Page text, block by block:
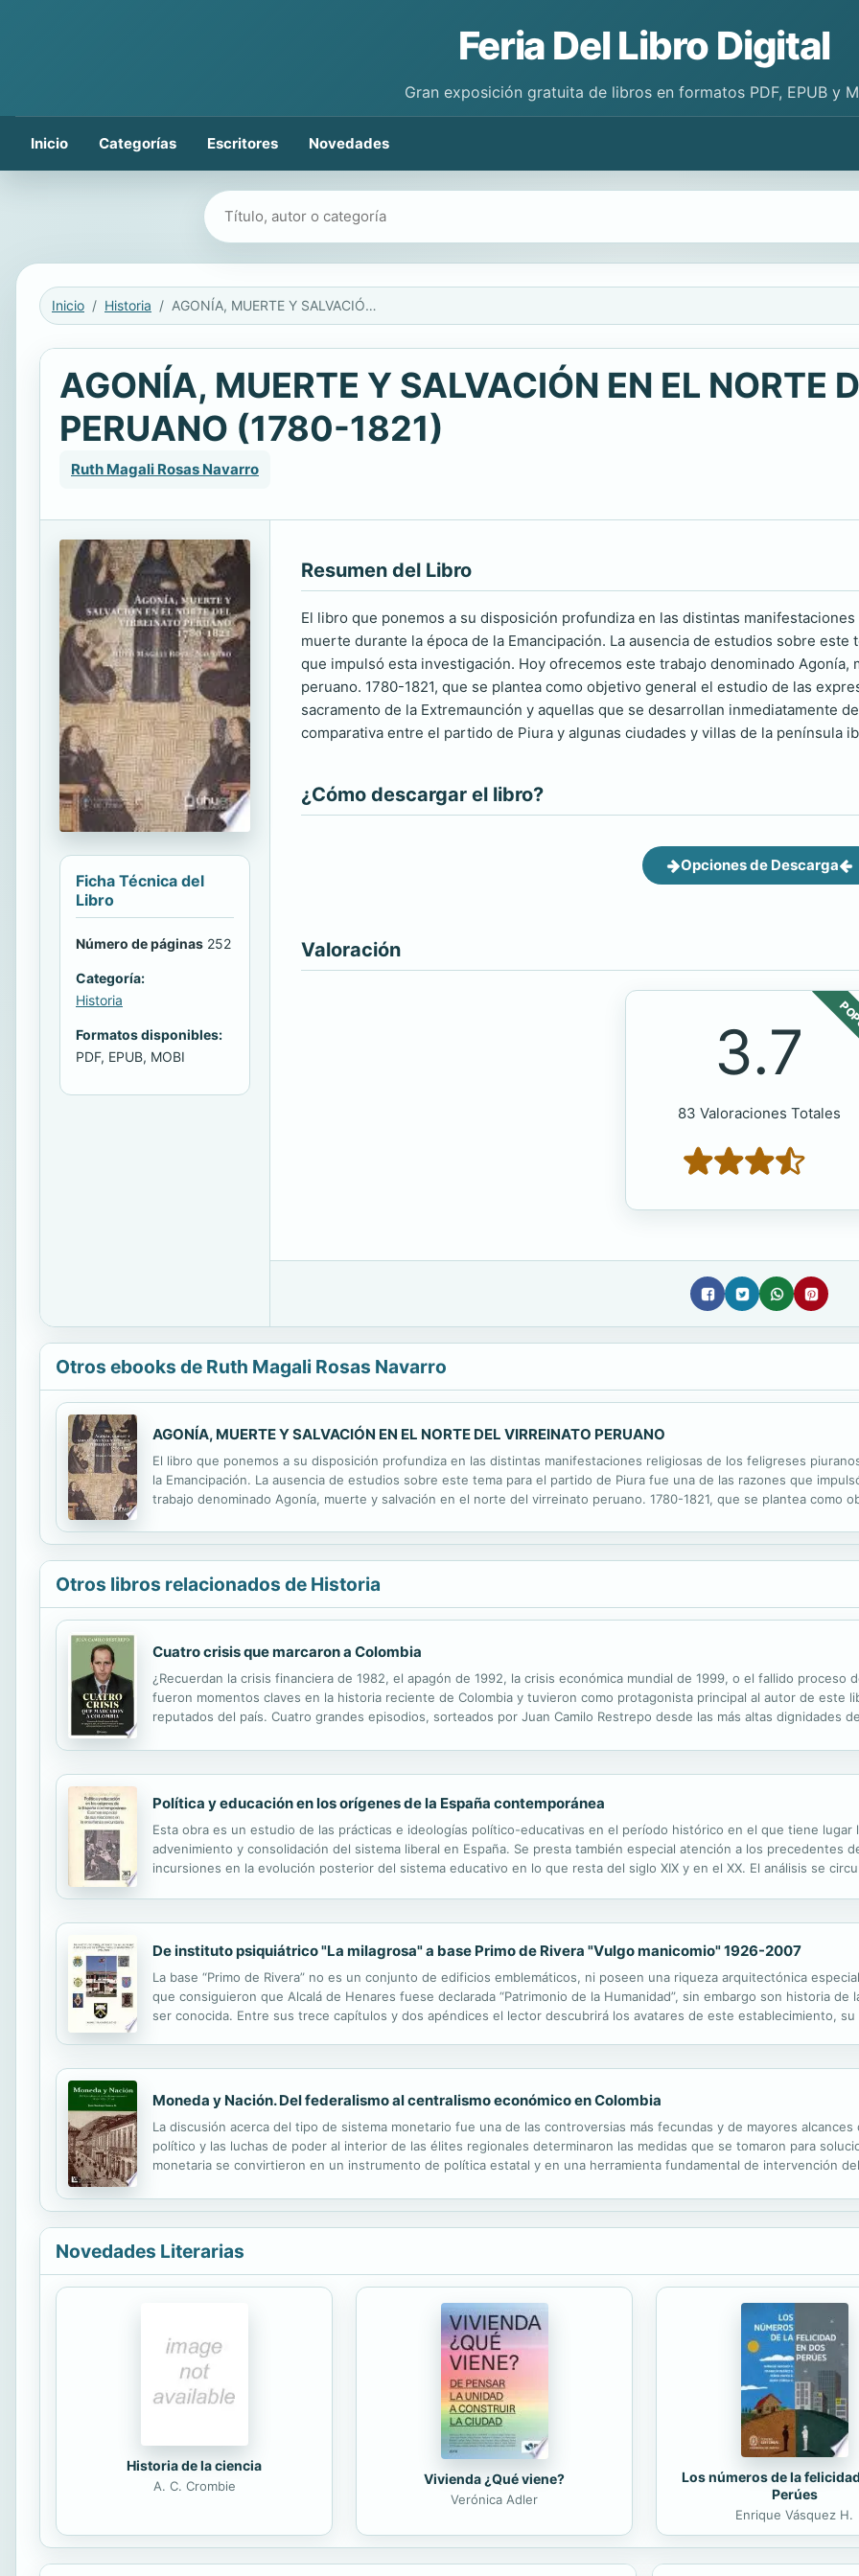
Feria Del Libro Digital
Gran exposición gratuita de libros en formatos PDF, EPUB y
Inicio Categorías Escritores Novedades
Buscar libros
Inicio Historia AGONÍA, MUERTE Y SALVACIÓN EN EL NORTE DEL VIRREINATO PERUANO (1780-1821)
AGONÍA, MUERTE Y SALVACIÓN EN EL NORTE
PERUANO (1780-1821)
Ruth Magali Rosas Navarro
Ficha Técnica del
Libro
Número de páginas 252
Categoría:
Historia
Formatos disponibles:
PDF, EPUB, MOBI
Resumen del Libro
El libro que ponemos a su disposición profundiza en las distintas
muerte durante la época de la Emancipación. La ausencia de estudios sobre
que impulsó esta investigación. Hoy ofrecemos este trabajo denominado
peruano. 1780-1821, que se plantea como objetivo general el estudio de las
sacramento de la Extremaunción y aquellas que se desarrollan inmediatamente
comparativa entre el partido de Piura y algunas ciudades y villas de la península
¿Cómo descargar el libro?
Opciones de Descarga
Valoración
3.7
83 Valoraciones Totales
Otros ebooks de Ruth Magali Rosas Navarro
AGONÍA, MUERTE Y SALVACIÓN EN EL NORTE DEL VIRREINATO PERUANO
El libro que ponemos a su disposición profundiza en las distintas manifestaciones religiosas de los feligreses
la Emancipación. La ausencia de estudios sobre este tema para el partido de Piura fue una de las razones que
trabajo denominado Agonía, muerte y salvación en el norte del virreinato peruano. 1780-1821, que se plantea como
Otros libros relacionados de Historia
Cuatro crisis que marcaron a Colombia
¿Recuerdan la crisis financiera de 1982, el apagón de 1992, la crisis económica mundial de 1999, o el fallido proceso
fueron momentos claves en la historia reciente de Colombia y tuvieron como protagonista principal al autor de este
reputados del país. Cuatro grandes episodios, sorteados por Juan Camilo Restrepo desde las más altas dignidades
Política y educación en los orígenes de la España contemporánea
Esta obra es un estudio de las prácticas e ideologías político-educativas en el período histórico en el que tiene lugar
advenimiento y consolidación del sistema liberal en España. Se presta también especial atención a los precedentes
incursiones en la evolución posterior del sistema educativo en lo que resta del siglo XIX y en el XX. El análisis se
De instituto psiquiátrico "La milagrosa" a base Primo de Rivera "Vulgo manicomio" 1926-2007
La base “Primo de Rivera” no es un conjunto de edificios emblemáticos, ni poseen una riqueza arquitectónica
que consiguieron que Alcalá de Henares fuese declarada “Patrimonio de la Humanidad”, sin embargo son historia
ser conocida. Entre sus trece capítulos y dos apéndices el lector descubrirá los avatares de este establecimiento,
Moneda y Nación. Del federalismo al centralismo económico en Colombia
La discusión acerca del tipo de sistema monetario fue una de las controversias más fecundas y de mayores
político y las luchas de poder al interior de las élites regionales determinaron las medidas que se tomaron para
monetaria se convirtieron en un instrumento de política estatal y en una herramienta fundamental de intervención
Novedades Literarias
Historia de la ciencia
A. C. Crombie Vivienda ¿Qué viene?
Verónica Adler
Los números de la
Perúes
Enrique Vásquez H.